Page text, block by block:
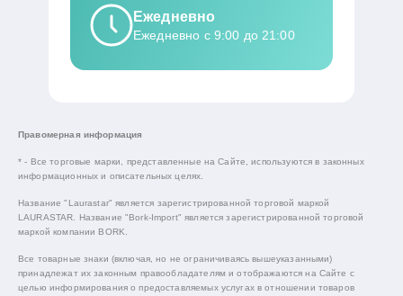
Ежедневно
Ежедневно с 9:00 до 21:00
Правомерная информация
* - Все торговые марки, представленные на Сайте, используются в законных
информационных и описательных целях.
Название "Laurastar" является зарегистрированной торговой маркой
LAURASTAR. Название "Bork-Import" является зарегистрированной торговой
маркой компании BORK.
Все товарные знаки (включая, но не ограничиваясь вышеуказанными)
принадлежат их законным правообладателям и отображаются на Сайте с
целью информирования о предоставляемых услугах в отношении товаров